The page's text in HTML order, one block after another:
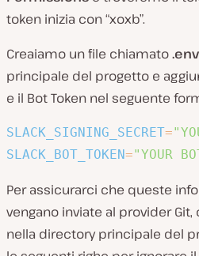
token inizia con “xoxb”.
Creaiamo un file chiamato.env
principale del progetto e
e il Bot Token nel seguente
SLACK_SIGNING_SECRET=
SLACK_BOT_TOKEN="YOUR
Per assicurarci che queste
vengano inviate al provider
nella directory principale del